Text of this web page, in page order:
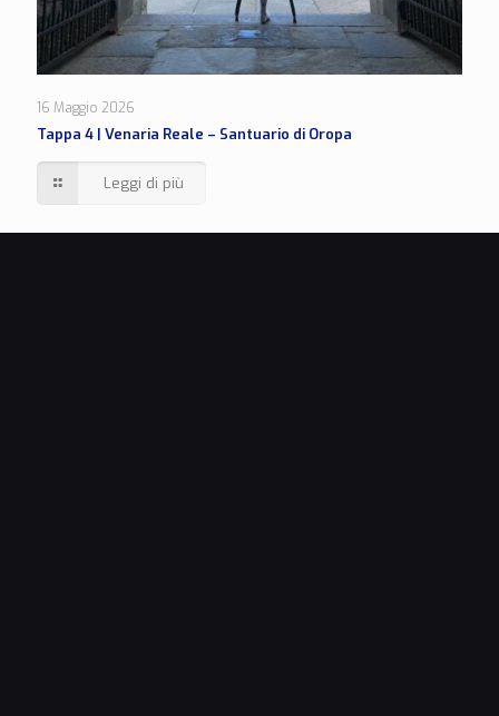
16 Maggio 2026
Tappa 4 | Venaria Reale – Santuario di Oropa
Leggi di più